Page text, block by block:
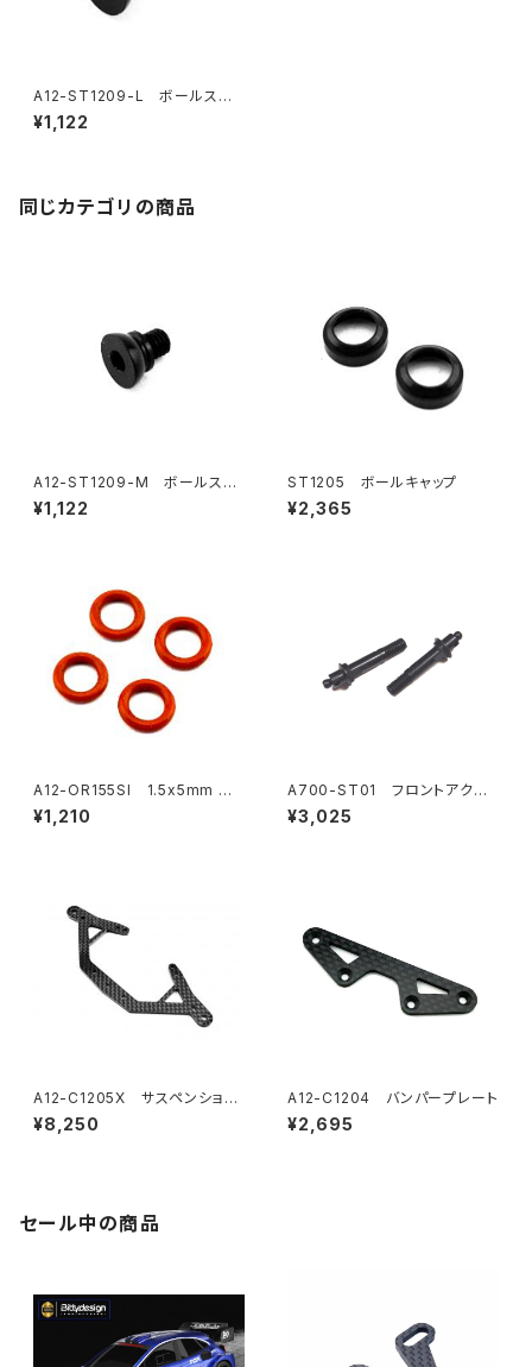
A12-ST1209-L ボールスタッ
ド ロング
¥1,122
同じカテゴリの商品
A12-ST1209-M ボールスタ
ッド
¥1,122
ST1205 ボールキャップ
¥2,365
A12-OR155SI 1.5x5mm Oリ
ング （4）
¥1,210
A700-ST01 フロントアクス
ル （2）
¥3,025
A12-C1205X サスペンション
プレートX
¥8,250
A12-C1204 バンパープレート
¥2,695
セール中の商品